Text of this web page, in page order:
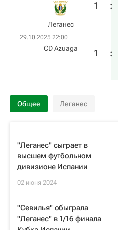
Леганес
1 :
29.10.2025 22:00
CD Azuaga 1 :
Общее Леганес
"Леганес" сыграет в
высшем футбольном
дивизионе Испании
02 июня 2024
"Севилья" обыграла
"Леганес" в 1/16 финала